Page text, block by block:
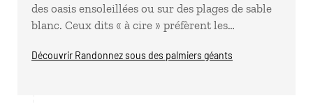
des oasis ensoleillées ou sur des plages de sable
blanc. Ceux dits « à cire » préfèrent les…
Découvrir Randonnez sous des palmiers géants